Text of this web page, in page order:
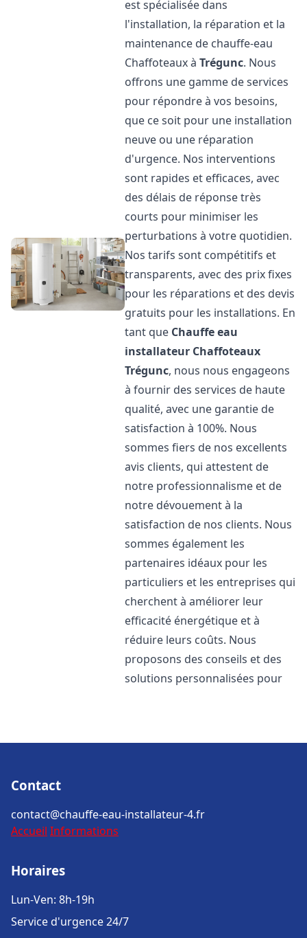
est spécialisée dans
l'installation, la réparation et la
maintenance de chauffe-eau
Chaffoteaux àTrégunc. Nous
offrons une gamme de services
pour répondre à vos besoins,
que ce soit pour une installation
neuve ou une réparation
d'urgence. Nos interventions
sont rapides et efficaces, avec
des délais de réponse très
courts pour minimiser les
perturbations à votre quotidien.
Nos tarifs sont compétitifs et
transparents, avec des prix fixes
pour les réparations et des devis
gratuits pour les installations. En
tant que Chauffe eau
installateur Chaffoteaux
Trégunc, nous nous engageons
à fournir des services de haute
qualité, avec une garantie de
satisfaction à 100%. Nous
sommes fiers de nos excellents
avis clients, qui attestent de
notre professionnalisme et de
notre dévouement à la
satisfaction de nos clients. Nous
sommes également les
partenaires idéaux pour les
particuliers et les entreprises qui
cherchent à améliorer leur
efficacité énergétique et à
réduire leurs coûts. Nous
proposons des conseils et des
solutions personnalisées pour
Contact
contact@chauffe-eau-installateur-4.fr
Accueil Informations
Horaires
Lun-Ven: 8h-19h
Service d'urgence 24/7